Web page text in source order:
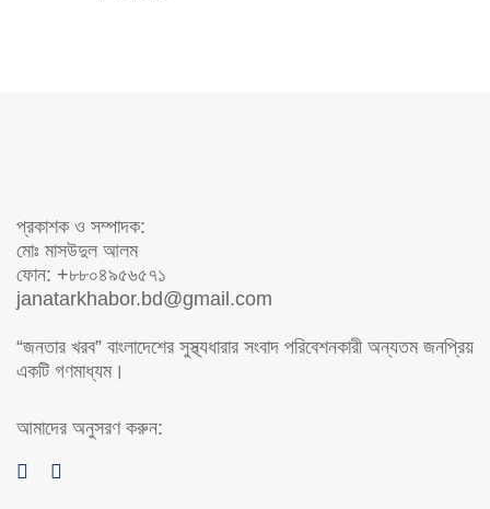
প্রকাশক ও সম্পাদক:
মোঃ মাসউদুল আলম
ফোন: +৮৮০৪৯৫৬৫৭১
janatarkhabor.bd@gmail.com
“জনতার খরব” বাংলাদেশের সুস্থ্যধারার সংবাদ পরিবেশনকারী অন্যতম জনপ্রিয়
একটি গণমাধ্যম।
আমাদের অনুসরণ করুন: